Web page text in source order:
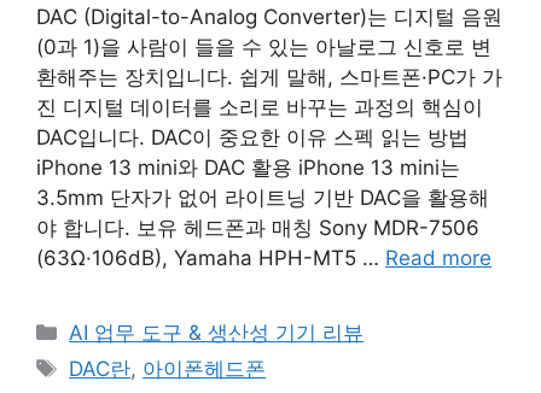
DAC (Digital-to-Analog Converter)는 디지털 음원
(0과 1)을 사람이 들을 수 있는 아날로그 신호로 변
환해주는 장치입니다. 쉽게 말해, 스마트폰·PC가 가
진 디지털 데이터를 소리로 바꾸는 과정의 핵심이
DAC입니다. DAC이 중요한 이유 스펙 읽는 방법
iPhone 13 mini와 DAC 활용 iPhone 13 mini는
3.5mm 단자가 없어 라이트닝 기반 DAC을 활용해
야 합니다. 보유 헤드폰과 매칭 Sony MDR-7506
(63Ω·106dB), Yamaha HPH-MT5 … Read more
Categories
AI 업무 도구 & 생산성 기기 리뷰
Tags
DAC란, 아이폰헤드폰